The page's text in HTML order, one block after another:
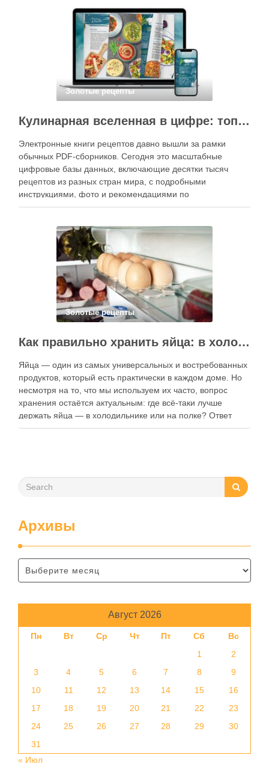
кухне. Главное — …
Золотые рецепты
Кулинарная вселенная в цифре: топ-3 самых больших электронных книг рецептов
Электронные книги рецептов давно вышли за рамки
обычных PDF-сборников. Сегодня это масштабные
цифровые базы данных, включающие десятки тысяч
рецептов из разных стран мира, с подробными
инструкциями, фото и рекомендациями по
приготовлению. В отличие от печатных изданий,
контент, расширять коллекции блюд и добавлять новые
функции. Ниже …
Золотые рецепты
Как правильно хранить яйца: в холодильнике или на полке?
Яйца — один из самых универсальных и востребованных
продуктов, который есть практически в каждом доме. Но
несмотря на то, что мы используем их часто, вопрос
хранения остаётся актуальным: где всё-таки лучше
держать яйца — в холодильнике или на полке? Ответ
зависит от нескольких факторов, включая температуру
Архивы
Август 2026
Пн Вт Ср Чт Пт Сб
Вс
1
2
3
4 5 6 7 8
9
10
11 12 13 14 15
16
17
18 19 20 21 22
23
24
25 26 27 28 29
30
31
« Июл